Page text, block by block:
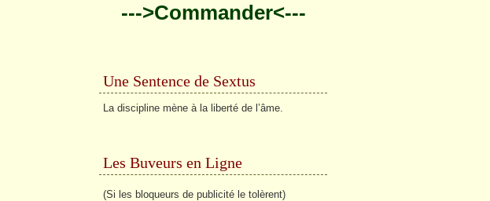
--->Commander<---
Une Sentence de Sextus
La discipline mène à la liberté de l’âme.
Les Buveurs en Ligne
(Si les bloqueurs de publicité le tolèrent)